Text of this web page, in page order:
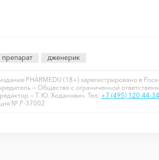
дженерик
PHARMEDU (18+) зарегистрировано в
— Общество с ограниченной
— Т. Ю. Ходанович. Тел: +7 (495) 120-44-34
№ P-37002